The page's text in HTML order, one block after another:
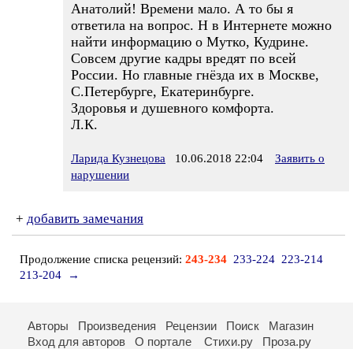
Анатолий! Времени мало. А то бы я
ответила на вопрос. Н в Интернете можно
найти информацию о Мутко, Кудрине.
Совсем другие кадры вредят по всей
России. Но главные гнёзда их в Москве,
С.Петербурге, Екатеринбурге.
Здоровья и душевного комфорта.
Л.К.
Ларида Кузнецова 10.06.2018 22:04
Заявить о
нарушении
+ добавить замечания
Продолжение списка рецензий: 243-234 233-224 223-214
213-204
→
Авторы Произведения Рецензии Поиск
Магазин
Вход для авторов
О портале Стихи.ру Проза.ру